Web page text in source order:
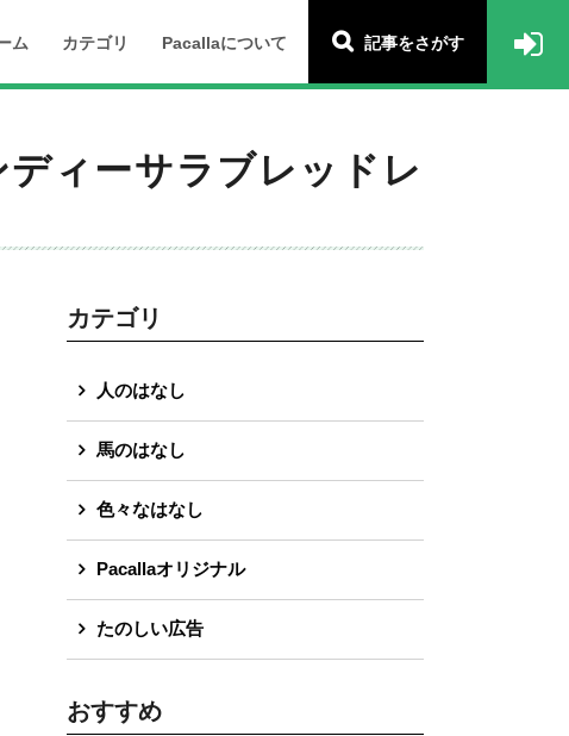
ム カテゴリ Pacallaについて 記事をさがす
ィーサラブレッドレ
カテゴリ
人のはなし
馬のはなし
色々なはなし
Pacallaオリジナル
たのしい広告
おすすめ